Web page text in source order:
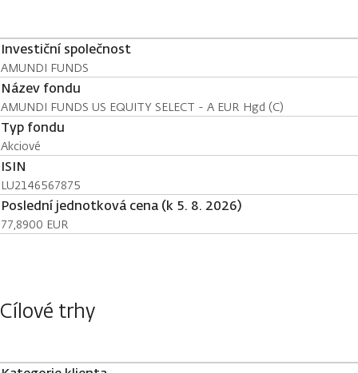
Investiční společnost
AMUNDI FUNDS
Název fondu
AMUNDI FUNDS US EQUITY SELECT - A EUR Hgd (C)
Typ fondu
Akciové
ISIN
LU2146567875
Poslední jednotková cena (k 5. 8. 2026)
77,8900 EUR
Cílové trhy